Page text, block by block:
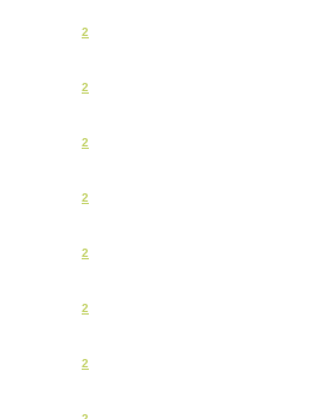
2
2
2
2
2
2
2